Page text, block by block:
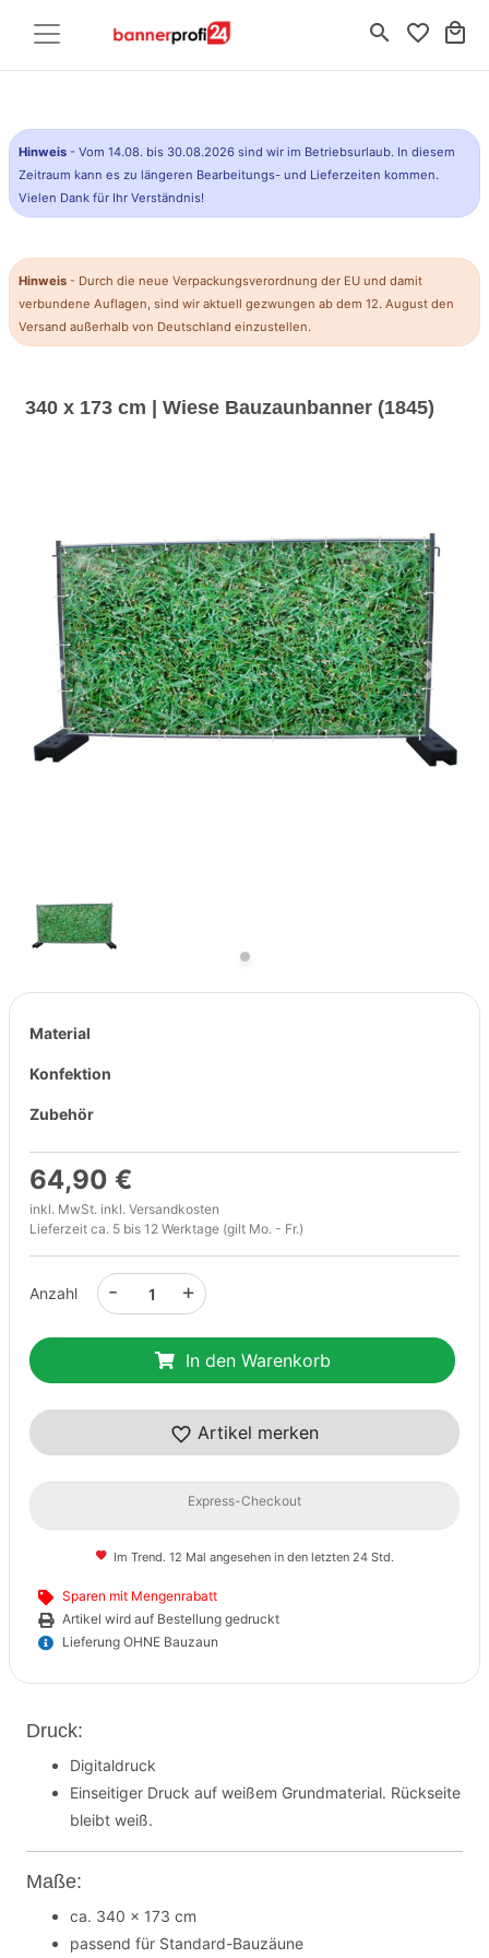
search favorite_border local_mall
Hinweis - Vom 14.08. bis 30.08.2026 sind wir im Betriebsurlaub. In diesem
Zeitraum kann es zu längeren Bearbeitungs- und Lieferzeiten kommen.
Vielen Dank für Ihr Verständnis!
Hinweis - Durch die neue Verpackungsverordnung der EU und damit
verbundene Auflagen, sind wir aktuell gezwungen ab dem 12. August den
Versand außerhalb von Deutschland einzustellen.
340 x 173 cm | Wiese Bauzaunbanner (1845)
Previous Next
Material
Konfektion
Zubehör
64,90 €
inkl. MwSt. inkl. Versandkosten
Lieferzeit ca. 5 bis 12 Werktage (gilt Mo. - Fr.)
Anzahl +
-
In den Warenkorb
Artikel merken
Express-Checkout
Im Trend. 12 Mal angesehen in den letzten 24 Std.
Sparen mit Mengenrabatt
Artikel wird auf Bestellung gedruckt
Lieferung OHNE Bauzaun
Druck:
Digitaldruck
Einseitiger Druck auf weißem Grundmaterial. Rückseite
bleibt weiß.
Maße:
ca. 340 x 173 cm
passend für Standard-Bauzäune